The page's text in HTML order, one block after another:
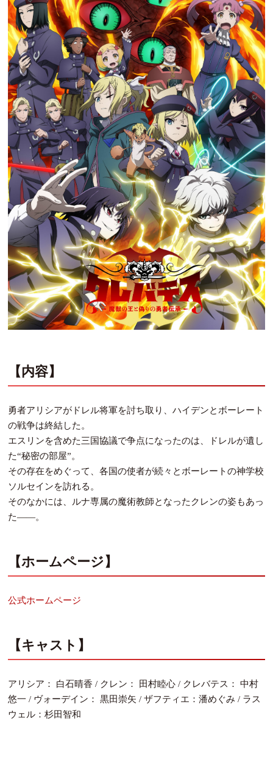
【内容】
勇者アリシアがドレル将軍を討ち取り、ハイデンとボーレート
の戦争は終結した。
エスリンを含めた三国協議で争点になったのは、ドレルが遺し
た“秘密の部屋”。
その存在をめぐって、各国の使者が続々とボーレートの神学校
ソルセインを訪れる。
そのなかには、ルナ専属の魔術教師となったクレンの姿もあっ
た――。
【ホームページ】
公式ホームページ
【キャスト】
アリシア： 白石晴香 / クレン： 田村睦心 / クレバテス： 中村
悠一 / ヴォーデイン： 黒田崇矢 / ザフティエ：潘めぐみ / ラス
ウェル：杉田智和